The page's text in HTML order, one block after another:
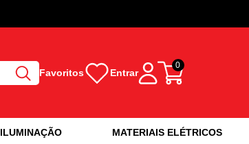
Favoritos Entrar
0
ILUMINAÇÃO MATERIAIS ELÉTRICOS